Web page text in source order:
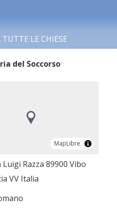
LE CHIESE
del Soccorso
MapLibre
MapLibre
Luigi Razza 89900 Vibo
VV Italia